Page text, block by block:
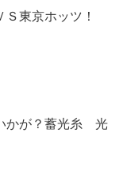
東京ホッツ！
かが？蓄光糸 光